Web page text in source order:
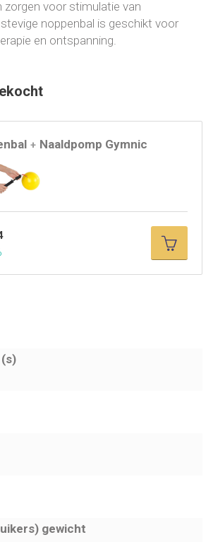
zorgen voor stimulatie van
noppenbal is geschikt voor
en ontspanning.
+ Naaldpomp Gymnic
gewicht